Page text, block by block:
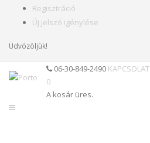
Regisztráció
Új jelszó igénylése
Üdvözöljük!
06-30-849-2490 KAPCSOLAT
0
A kosár üres.